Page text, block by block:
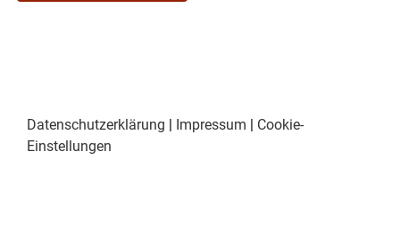
Datenschutzerklärung | Impressum | Cookie-
Einstellungen